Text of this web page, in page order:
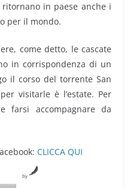
in paese anche i
per il mondo.
come detto, le cascate
in corrispondenza di un
il corso del torrente San
visitarle è l’estate. Per
farsi accompagnare da
CLICCA QUI
by